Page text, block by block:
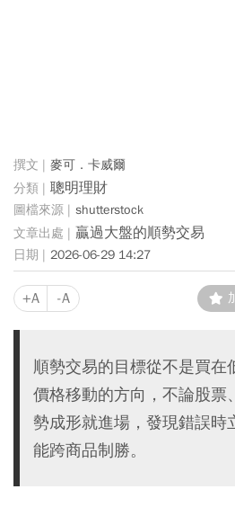
麥可．卡威爾
聰明理財
shutterstock
贏過大盤的順勢交易
2026-06-29 14:27
+A -A
順勢交易的目標從不是買在
價格移動的方向，不論股票
勢成形就進場，發現錯誤時
能跨商品制勝。